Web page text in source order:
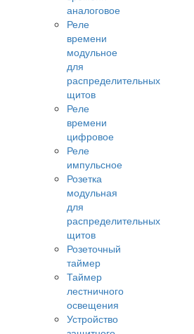
аналоговое
Реле
времени
модульное
для
распределительных
щитов
Реле
времени
цифровое
Реле
импульсное
Розетка
модульная
для
распределительных
щитов
Розеточный
таймер
Таймер
лестничного
освещения
Устройство